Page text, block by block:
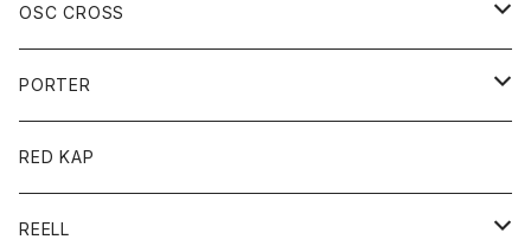
ロングスリーブＴシャツ
アウター
コート
ジャケット
アクセサリー
バッグ
キッズ
Tシャツ
グッズ
OSC CROSS
ダウンジャケット
PORTER
カードホルダー
キーホルダー
RED KAP
REELL